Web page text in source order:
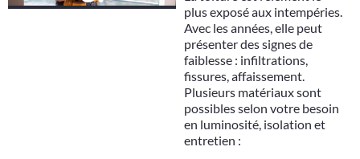
plus exposé aux intempéries.
Avec les années, elle peut
présenter des signes de
faiblesse : infiltrations,
fissures, affaissement.
Plusieurs matériaux sont
possibles selon votre besoin
en luminosité, isolation et
entretien :